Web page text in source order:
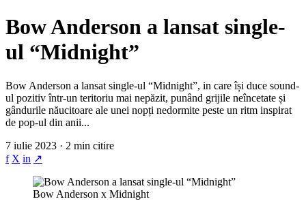
Bow Anderson a lansat single-
ul “Midnight”
Bow Anderson a lansat single-ul “Midnight”, in care își duce sound-
ul pozitiv într-un teritoriu mai nepăzit, punând grijile neîncetate și
gândurile năucitoare ale unei nopți nedormite peste un ritm inspirat
de pop-ul din anii...
7 iulie 2023 · 2 min citire
f X in ↗
Bow Anderson x Midnight